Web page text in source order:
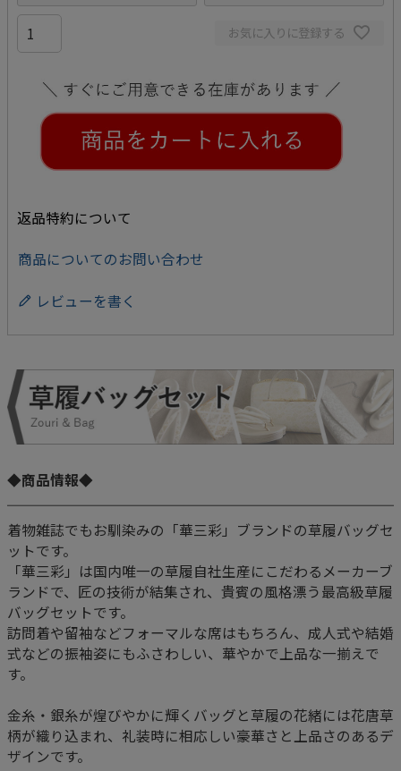
お気に入りに登録する
返品特約について
商品についてのお問い合わせ
レビューを書く
◆商品情報◆
着物雑誌でもお馴染みの「華三彩」ブランドの草履バッグセ
ットです。
「華三彩」は国内唯一の草履自社生産にこだわるメーカーブ
ランドで、匠の技術が結集され、貴賓の風格漂う最高級草履
バッグセットです。
訪問着や留袖などフォーマルな席はもちろん、成人式や結婚
式などの振袖姿にもふさわしい、華やかで上品な一揃えで
す。
金糸・銀糸が煌びやかに輝くバッグと草履の花緒には花唐草
柄が織り込まれ、礼装時に相応しい豪華さと上品さのあるデ
ザインです。